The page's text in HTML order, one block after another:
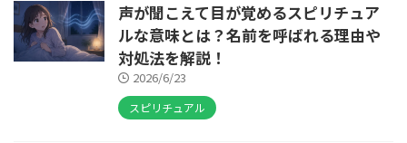
声が聞こえて目が覚めるスピリチュア
ルな意味とは？名前を呼ばれる理由や
対処法を解説！
2026/6/23
スピリチュアル